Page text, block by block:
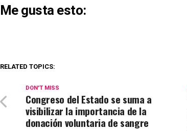
Me gusta esto:
RELATED TOPICS:
DON'T MISS
Congreso del Estado se suma a
visibilizar la importancia de la
donación voluntaria de sangre